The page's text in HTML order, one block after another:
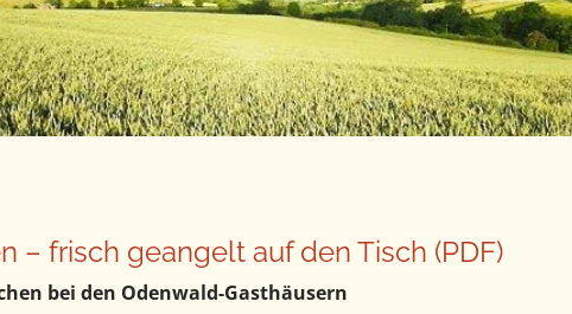
– frisch geangelt auf den Tisch (PDF)
bei den Odenwald-Gasthäusern